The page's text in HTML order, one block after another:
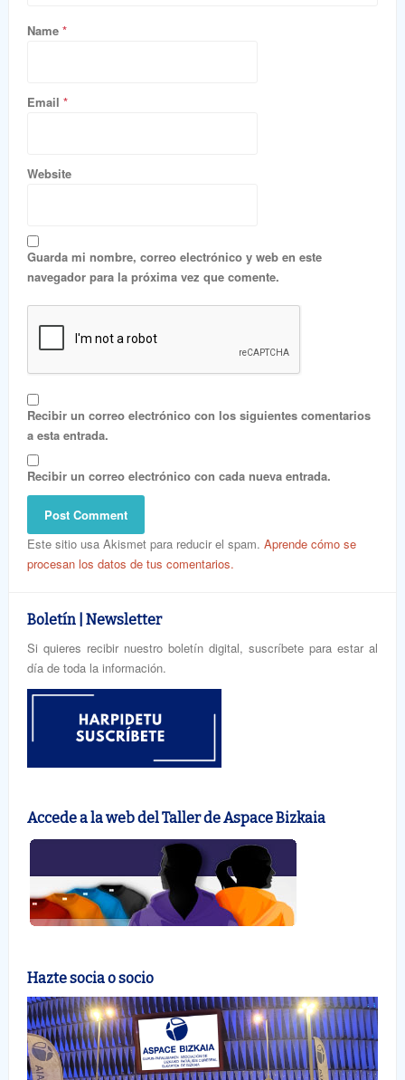
Name *
Email *
Website
Guarda mi nombre, correo electrónico y web en este
navegador para la próxima vez que comente.
Recibir un correo electrónico con los siguientes comentarios
a esta entrada.
Recibir un correo electrónico con cada nueva entrada.
Este sitio usa Akismet para reducir el spam. Aprende cómo se
procesan los datos de tus comentarios.
Boletín | Newsletter
Si quieres recibir nuestro boletín digital, suscríbete para estar al
día de toda la información.
Accede a la web del Taller de Aspace Bizkaia
Hazte socia o socio